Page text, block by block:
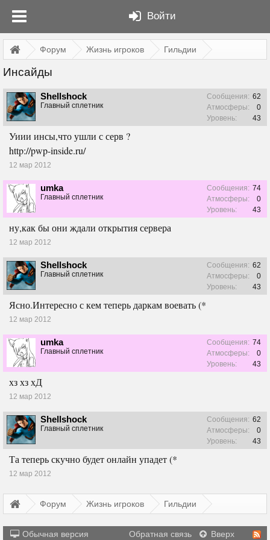
Войти
Форум Жизнь игроков Гильдии
Инсайды
Shellshock
Главный сплетник
Сообщения: 62
Атмосферы:
0
Уровень:
43
Уиии инсы,что ушли с серв ?
http://pwp-inside.ru/
12 мар 2012
umka
Главный сплетник
Сообщения: 74
Атмосферы:
0
Уровень:
43
ну,как бы они ждали открытия сервера
12 мар 2012
Shellshock
Главный сплетник
Сообщения: 62
Атмосферы:
0
Уровень:
43
Ясно.Интересно с кем теперь даркам воевать (*
12 мар 2012
umka
Главный сплетник
Сообщения: 74
Атмосферы:
0
Уровень:
43
хз хз хД
12 мар 2012
Shellshock
Главный сплетник
Сообщения: 62
Атмосферы:
0
Уровень:
43
Та теперь скучно будет онлайн упадет (*
12 мар 2012
Форум Жизнь игроков Гильдии
Обычная версия Обратная связь Вверх